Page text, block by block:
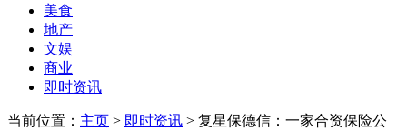
美食
地产
文娱
商业
即时资讯
当前位置： 主页 > 即时资讯 > 复星保德信：一家合资保险公